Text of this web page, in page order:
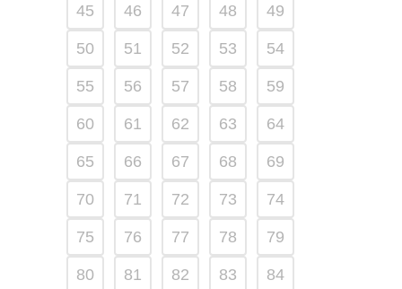
45 46 47 48 49
50 51 52 53 54
55 56 57 58 59
60 61 62 63 64
65 66 67 68 69
70 71 72 73 74
75 76 77 78 79
80 81 82 83 84